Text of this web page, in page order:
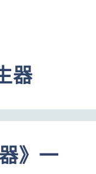
器
》一